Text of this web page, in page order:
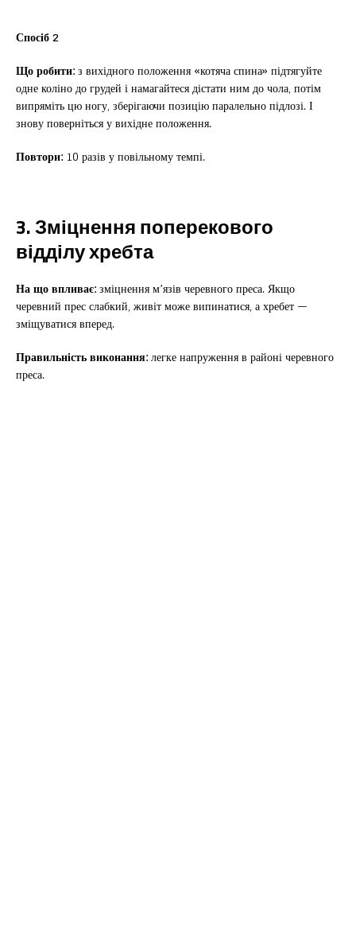
Спосіб 2
Що робити:з вихідного положення «котяча спина» підтягуйте
одне коліно до грудей і намагайтеся дістати ним до чола, потім
випряміть цю ногу, зберігаючи позицію паралельно підлозі. І
знову поверніться у вихідне положення.
Повтори: 10 разів у повільному темпі.
3. Зміцнення поперекового
відділу хребта
На що впливає:зміцнення м’язів черевного преса. Якщо
черевний прес слабкий, живіт може випинатися, а хребет —
зміщуватися вперед.
Правильність виконання:легке напруження в районі черевного
преса.